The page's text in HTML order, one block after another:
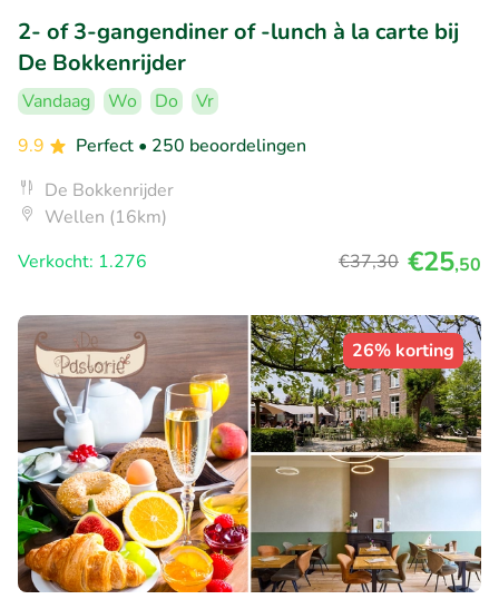
2- of 3-gangendiner of -lunch à la carte bij
De Bokkenrijder
Vandaag Wo Do
Vr
9.9
Perfect • 250 beoordelingen
De Bokkenrijder
Wellen (16km)
Verkocht: 1.276
€37,30 €25,50
26% korting